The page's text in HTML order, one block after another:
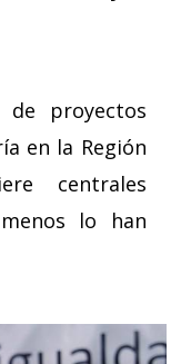
proyectos
en la Región
centrales
lo han